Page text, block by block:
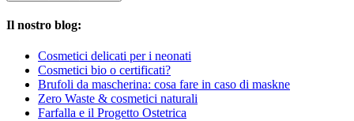
Il nostro blog:
Cosmetici delicati per i neonati
Cosmetici bio o certificati?
Brufoli da mascherina: cosa fare in caso di maskne
Zero Waste & cosmetici naturali
Farfalla e il Progetto Ostetrica